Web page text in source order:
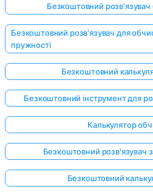
Безкоштовний розв'язувач
Безкоштовний розв'язувач для
пружності
Безкоштовний
Безкоштовний інструмент для
Калькулятор
Безкоштовний розв'язувач
Безкоштовний